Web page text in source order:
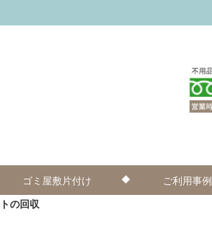
ゴミ屋敷片付け ご利用事例
の回収